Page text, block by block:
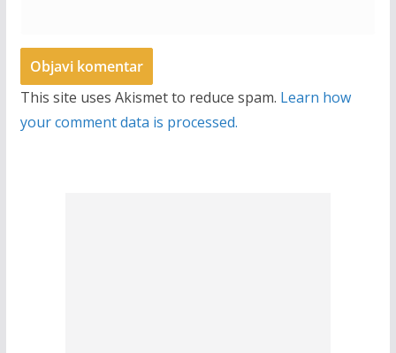
This site uses Akismet to reduce spam. Learn how
your comment data is processed.